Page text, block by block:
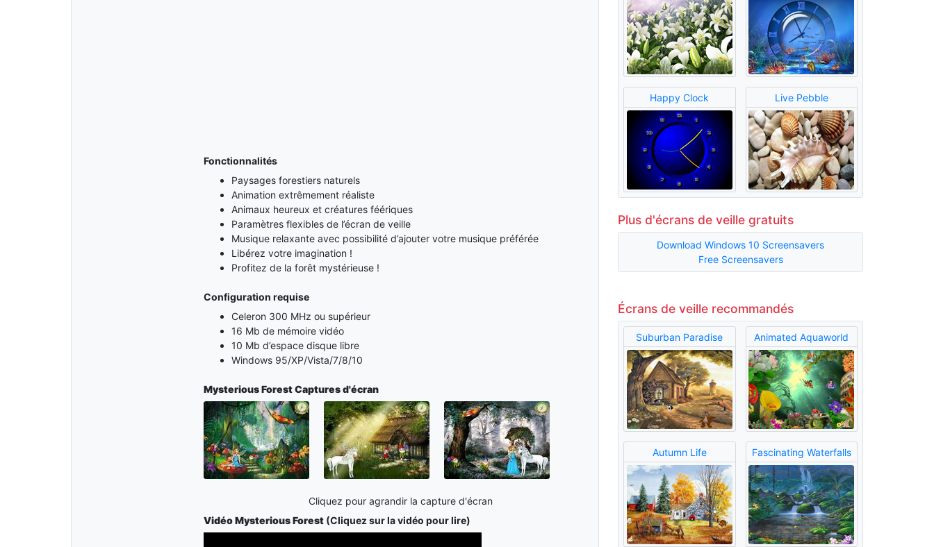
Fonctionnalités
Paysages forestiers naturels
Animation extrêmement réaliste
Animaux heureux et créatures féériques
Paramètres flexibles de l’écran de veille
Musique relaxante avec possibilité d’ajouter votre musique préférée
Libérez votre imagination !
Profitez de la forêt mystérieuse !
Configuration requise
Celeron 300 MHz ou supérieur
16 Mb de mémoire vidéo
10 Mb d’espace disque libre
Windows 95/XP/Vista/7/8/10
Mysterious ForestCaptures d'écran
Cliquez pour agrandir la capture d'écran
Vidéo Mysterious Forest(Cliquez sur la vidéo pour lire)
Happy Clock Live Pebble
Plus d'écrans de veille gratuits
Download Windows 10 Screensavers
Free Screensavers
Écrans de veille recommandés
Suburban Paradise Animated Aquaworld
Autumn Life Fascinating Waterfalls